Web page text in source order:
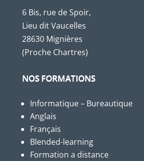
6 Bis, rue de Spoir,
Lieu dit Vaucelles
28630 Mignières
(Proche Chartres)
NOS FORMATIONS
Informatique – Bureautique
Anglais
Français
Blended-learning
Formation a distance